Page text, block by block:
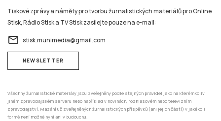
Tiskové zprávy a náměty pro tvorbu žurnalistických materiálů pro Online
Stisk, Rádio Stisk a TV Stisk zasílejte pouze na e-mail:
email stisk.munimedia@gmail.com
NEWSLETTER
Všechny žurnalistické materiály jsou zveřejněny podle stejných pravidel jako na kterémkoliv
jiném zpravodajském serveru nebo například v novinách, rozhlasovém nebo televizním
zpravodajství. Mazání už zveřejněných žurnalistických příspěvků (ani jejich částí) v jakékoli
formě není možné nyní ani v budoucnu.